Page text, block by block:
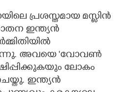
പ്രശസ്തമായ മസ്ലിൻ
ഇന്ത്യൻ
അവയെ "വോവൺ
ലോകം
ഇന്ത്യൻ